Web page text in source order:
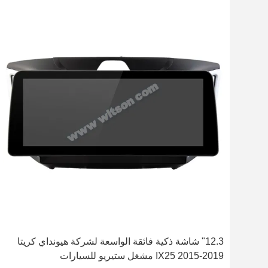
12.3" شاشة ذكية فائقة الواسعة لشركة هيونداي كريتا
IX25 2015-2019 مشغل ستيريو للسيارات